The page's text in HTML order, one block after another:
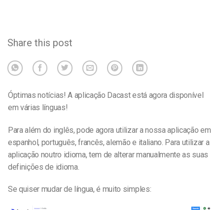
Share this post
Óptimas notícias! A aplicação Dacast está agora disponível
em várias línguas!
Para além do inglês, pode agora utilizar a nossa aplicação em
espanhol, português, francês, alemão e italiano. Para utilizar a
aplicação noutro idioma, tem de alterar manualmente as suas
definições de idioma.
Se quiser mudar de língua, é muito simples: